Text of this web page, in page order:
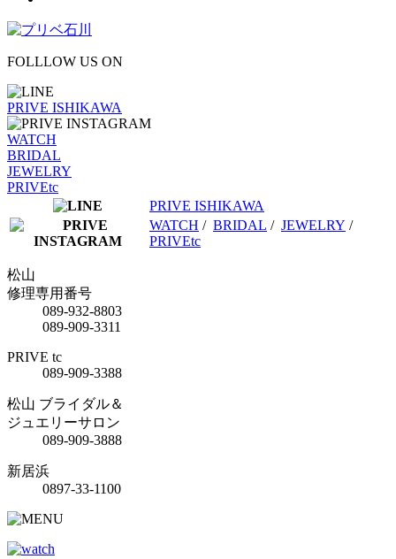
FOLLLOW US ON
PRIVE ISHIKAWA
WATCH
BRIDAL
JEWELRY
PRIVEtc
PRIVE ISHIKAWA
WATCH / BRIDAL / JEWELRY /
PRIVEtc
松山
修理専用番号
089-932-8803
089-909-3311
PRIVE tc
089-909-3388
松山 ブライダル＆
ジュエリーサロン
089-909-3888
新居浜
0897-33-1100